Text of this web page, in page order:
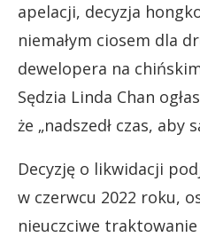
apelacji, decyzja
niemałym ciosem dla
dewelopera na
Sędzia Linda Chan
że „nadszedł czas, aby
Decyzję o likwidacji
w czerwcu 2022 roku,
nieuczciwe